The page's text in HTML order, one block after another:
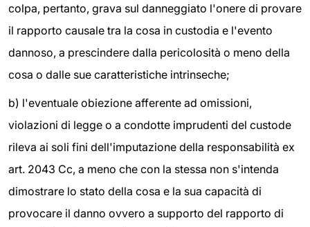
colpa, pertanto, grava sul danneggiato l'onere di provare
il rapporto causale tra la cosa in custodia e l'evento
dannoso, a prescindere dalla pericolosità o meno della
cosa o dalle sue caratteristiche intrinseche;
b) l'eventuale obiezione afferente ad omissioni,
violazioni di legge o a condotte imprudenti del custode
rileva ai soli fini dell'imputazione della responsabilità ex
art. 2043 Cc, a meno che con la stessa non s'intenda
dimostrare lo stato della cosa e la sua capacità di
provocare il danno ovvero a supporto del rapporto di